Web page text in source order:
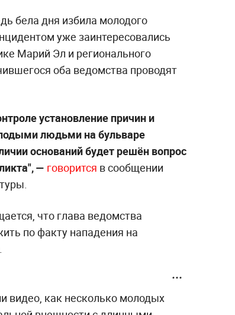
бела дня избила молодого
уже заинтересовались
Марий Эл и регионального
оба ведомства проводят
установление причин и
людьми на бульваре
оснований будет решён вопрос
— говорится в сообщении
что глава ведомства
по факту нападения на
видео, как несколько молодых